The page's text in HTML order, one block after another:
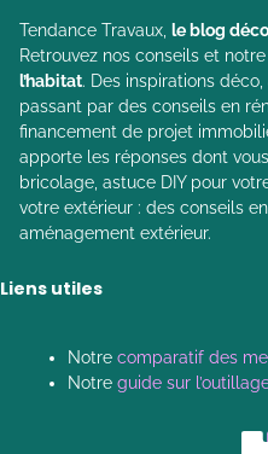
Tendance Travaux, le blog
Retrouvez nos conseils et
l’habitat. Des inspirations
passant par des conseils en
financement de projet
apporte les réponses dont
bricolage, astuce DIY pour
votre extérieur : des conseils
aménagement extérieur.
Liens utiles
Notre comparatif des
Notre guide sur